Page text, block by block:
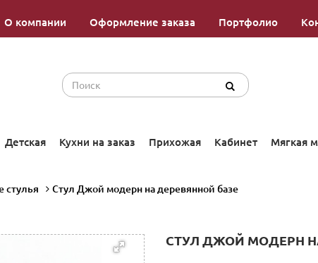
О компании Оформление заказа Портфолио
Детская Кухни на заказ Прихожая Кабинет Мягкая
стулья Стул Джой модерн на деревянной базе
СТУЛ ДЖОЙ МОДЕРН